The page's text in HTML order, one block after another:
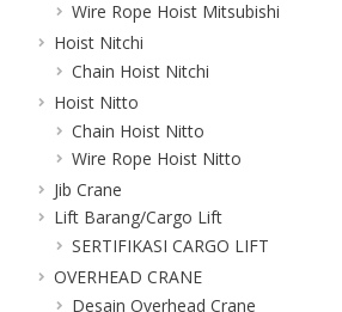
Wire Rope Hoist Mitsubishi
Hoist Nitchi
Chain Hoist Nitchi
Hoist Nitto
Chain Hoist Nitto
Wire Rope Hoist Nitto
Jib Crane
Lift Barang/Cargo Lift
SERTIFIKASI CARGO LIFT
OVERHEAD CRANE
Desain Overhead Crane